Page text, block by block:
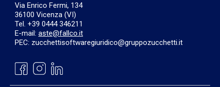
Via Enrico Fermi, 134
36100 Vicenza (VI)
Tel. +39 0444 346211
E-mail: aste@fallco.it
PEC: zucchettisoftwaregiuridico@gruppozucchetti.it